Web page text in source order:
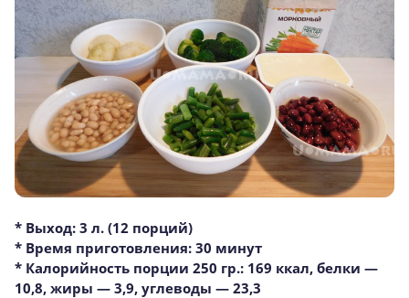
* Выход: 3 л. (12 порций)
* Время приготовления: 30 минут
* Калорийность порции 250 гр.: 169 ккал, белки —
10,8, жиры — 3,9, углеводы — 23,3